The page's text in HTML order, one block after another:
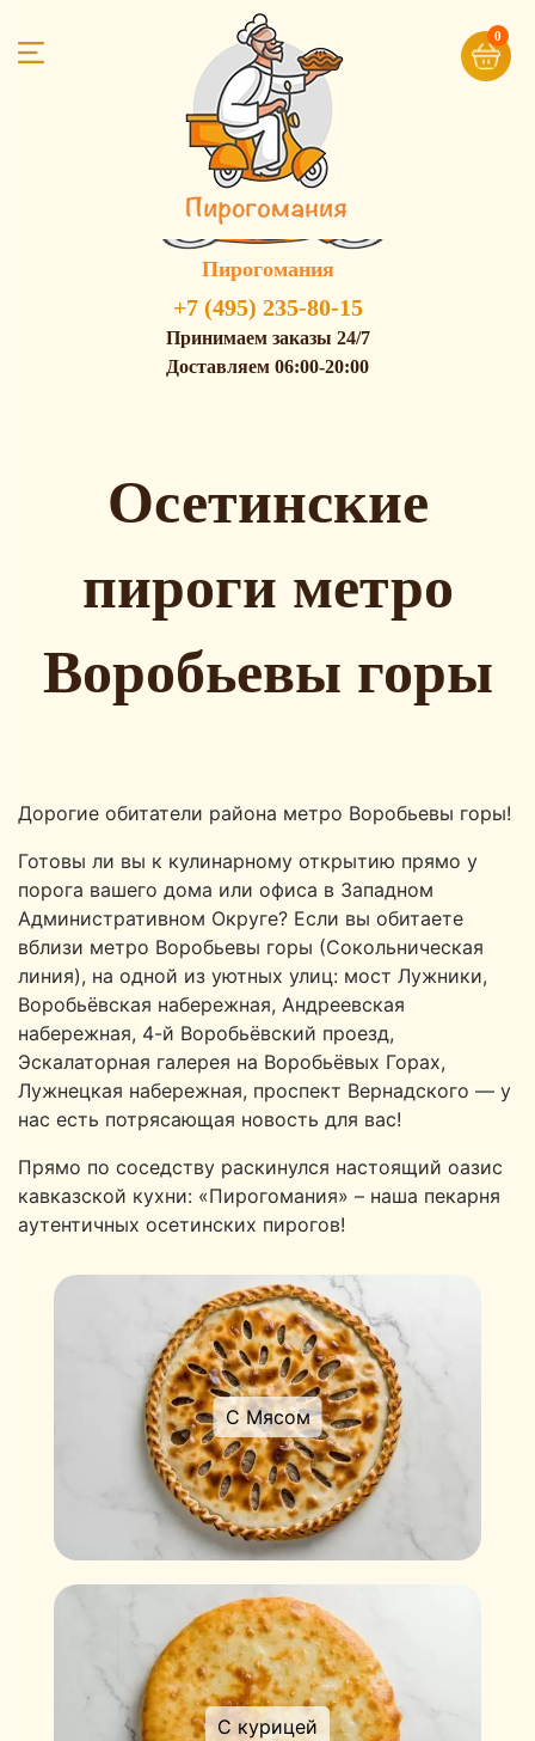
Пирогомания
+7 (495) 235-80-15
Принимаем заказы 24/7
Доставляем 06:00-20:00
Осетинские
пироги метро
Воробьевы горы
Дорогие обитатели района метро Воробьевы горы!
Готовы ли вы к кулинарному открытию прямо у
порога вашего дома или офиса в Западном
Административном Округе? Если вы обитаете
вблизи метро Воробьевы горы (Сокольническая
линия), на одной из уютных улиц: мост Лужники,
Воробьёвская набережная, Андреевская
набережная, 4-й Воробьёвский проезд,
Эскалаторная галерея на Воробьёвых Горах,
Лужнецкая набережная, проспект Вернадского — у
нас есть потрясающая новость для вас!
Прямо по соседству раскинулся настоящий оазис
кавказской кухни: «Пирогомания» – наша пекарня
аутентичных осетинских пирогов!
С Мясом
С курицей
0